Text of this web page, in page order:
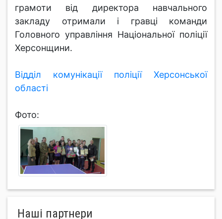
грамоти від директора навчального
закладу отримали і гравці команди
Головного управління Національної поліції
Херсонщини.
Відділ комунікації поліції Херсонської
області
Фото:
Нашi партнери